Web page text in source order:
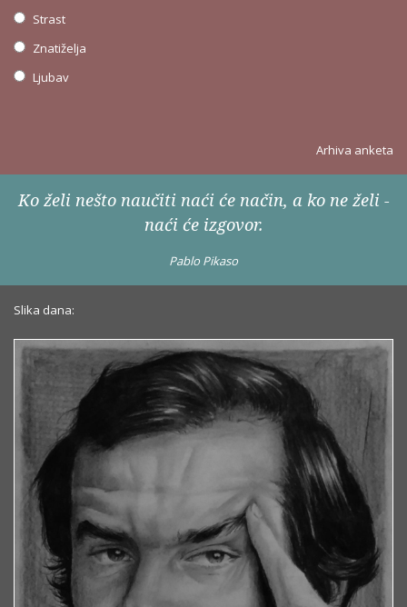
Strast
Znatiželja
Ljubav
Arhiva anketa
Ko želi nešto naučiti naći će način, a ko ne želi -
naći će izgovor.
Pablo Pikaso
Slika dana: